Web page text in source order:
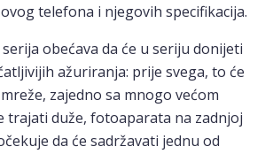
telefona i njegovih specifikacija.
serija obećava da će u seriju donijeti
ažuriranja: prije svega, to će
zajedno sa mnogo većom
trajati duže, fotoaparata na zadnjoj
da će sadržavati jednu od